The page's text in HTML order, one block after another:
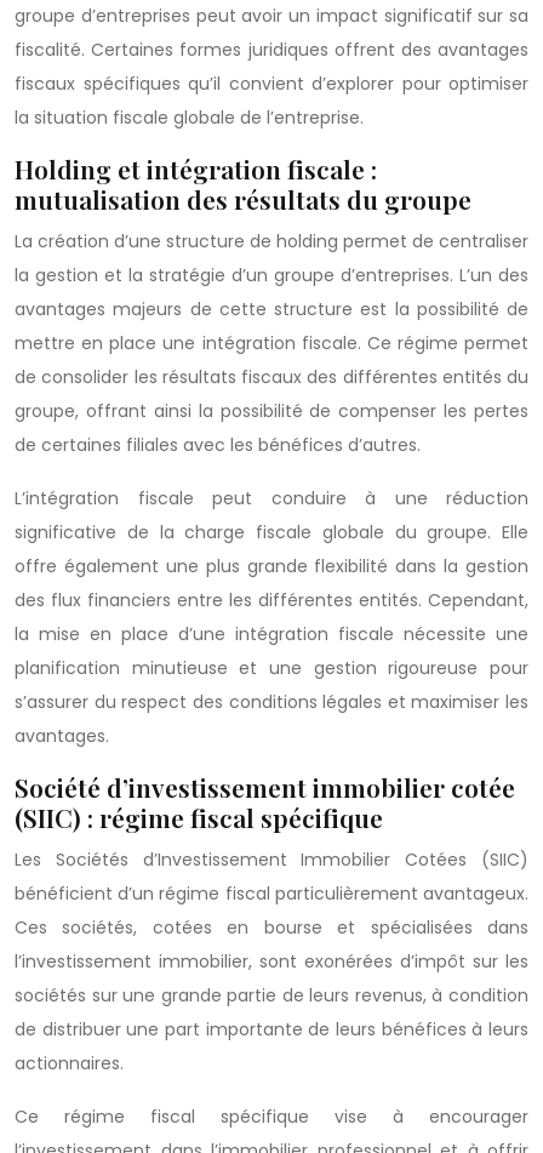
groupe d’entreprises peut avoir un impact significatif sur sa
fiscalité. Certaines formes juridiques offrent des avantages
fiscaux spécifiques qu’il convient d’explorer pour optimiser
la situation fiscale globale de l’entreprise.
Holding et intégration fiscale :
mutualisation des résultats du groupe
La création d’une structure de holding permet de centraliser
la gestion et la stratégie d’un groupe d’entreprises. L’un des
avantages majeurs de cette structure est la possibilité de
mettre en place une intégration fiscale. Ce régime permet
de consolider les résultats fiscaux des différentes entités du
groupe, offrant ainsi la possibilité de compenser les pertes
de certaines filiales avec les bénéfices d’autres.
L’intégration fiscale peut conduire à une réduction
significative de la charge fiscale globale du groupe. Elle
offre également une plus grande flexibilité dans la gestion
des flux financiers entre les différentes entités. Cependant,
la mise en place d’une intégration fiscale nécessite une
planification minutieuse et une gestion rigoureuse pour
s’assurer du respect des conditions légales et maximiser les
avantages.
Société d’investissement immobilier cotée
(SIIC) : régime fiscal spécifique
Les Sociétés d’Investissement Immobilier Cotées (SIIC)
bénéficient d’un régime fiscal particulièrement avantageux.
Ces sociétés, cotées en bourse et spécialisées dans
l’investissement immobilier, sont exonérées d’impôt sur les
sociétés sur une grande partie de leurs revenus, à condition
de distribuer une part importante de leurs bénéfices à leurs
actionnaires.
Ce régime fiscal spécifique vise à encourager